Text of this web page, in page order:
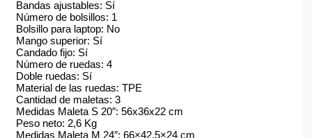
Bandas ajustables: Sí
Número de bolsillos: 1
Bolsillo para laptop: No
Mango superior: Sí
Candado fijo: Sí
Número de ruedas: 4
Doble ruedas: Sí
Material de las ruedas: TPE
Cantidad de maletas: 3
Medidas Maleta S 20″: 56x36x22 cm
Peso neto: 2,6 Kg
Medidas Maleta M 24″: 66×42,5×24 cm